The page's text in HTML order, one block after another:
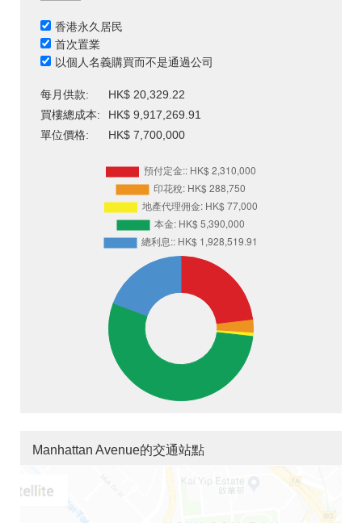
香港永久居民
首次置業
以個人名義購買而不是通過公司
每月供款:
HK$ 20,329.22
買樓總成本:
HK$ 9,917,269.91
單位價格:
HK$ 7,700,000
Manhattan Avenue的交通站點